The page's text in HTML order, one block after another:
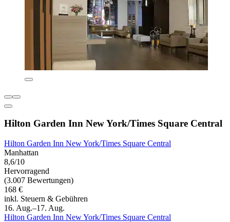
Hilton Garden Inn New York/Times Square Central
Hilton Garden Inn New York/Times Square Central
Manhattan
8,6/10
Hervorragend
(3.007 Bewertungen)
168 €
inkl. Steuern & Gebühren
16. Aug.–17. Aug.
Hilton Garden Inn New York/Times Square Central